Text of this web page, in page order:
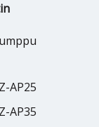
AP25
AP35